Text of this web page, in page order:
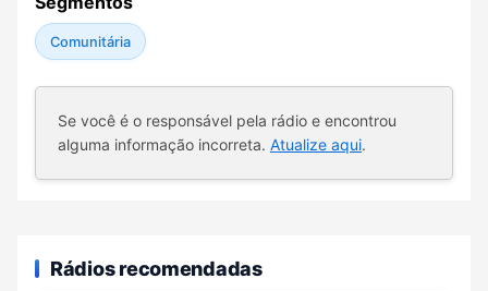
Comunitária
Se você é o responsável pela rádio e encontrou
alguma informação incorreta. Atualize aqui.
Rádios recomendadas